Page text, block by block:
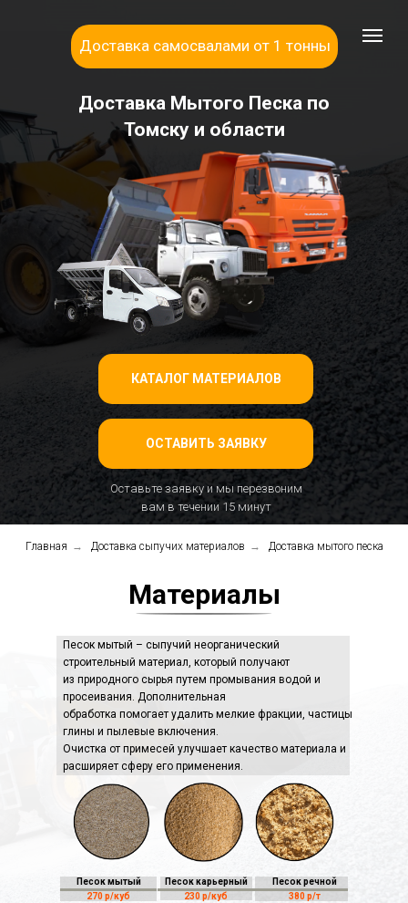
Доставка Мытого Песка по
Томску и области
Доставка самосвалами от 1 тонны
Оставьте заявку и мы перезвоним
вам в течении 15 минут
ОСТАВИТЬ ЗАЯВКУ
КАТАЛОГ МАТЕРИАЛОВ
Главная → Доставка сыпучих материалов → Доставка мытого песка
Материалы
Песок речной
380 р/т
Песок карьерный
230 р/куб
Песок мытый
270 р/куб
Песок мытый – сыпучий неорганический
строительный материал, который получают
из природного сырья путем промывания водой и
просеивания. Дополнительная
обработка помогает удалить мелкие фракции, частицы
глины и пылевые включения.
Очистка от примесей улучшает качество материала и
расширяет сферу его применения.